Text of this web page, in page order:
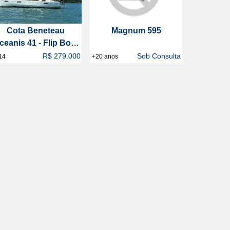
Cota Beneteau
41 - Flip Boat
ClubR$ 279.000
Magnum 595
+20 anos Sob Consulta